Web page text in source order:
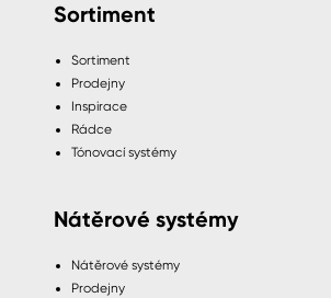
Sortiment
Sortiment
Prodejny
Inspirace
Rádce
Tónovací systémy
Nátěrové systémy
Nátěrové systémy
Prodejny